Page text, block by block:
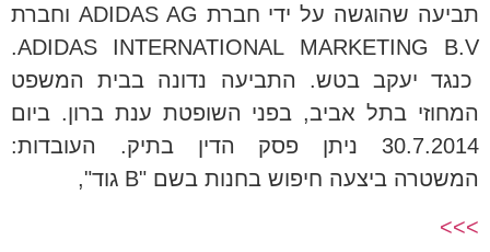
תביעה שהוגשה על ידי חברת ADIDAS AG וחברת
ADIDAS INTERNATIONAL MARKETING B.V.
כנגד יעקב בטש. התביעה נדונה בבית המשפט
המחוזי בתל אביב, בפני השופטת ענת ברון. ביום
30.7.2014 ניתן פסק הדין בתיק. העובדות:
המשטרה ביצעה חיפוש בחנות בשם "B גוד",
>>>